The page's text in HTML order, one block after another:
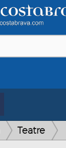
Teatre